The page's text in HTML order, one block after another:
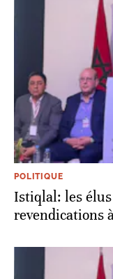
POLITIQUE
Istiqlal: les
revendications